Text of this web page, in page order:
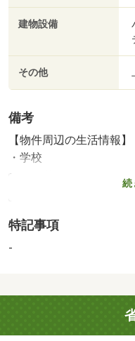
建物設備
その他
備考
【物件周辺の生活情報】
・学校
辰沼小学校（750m）、
◆大事な愛車を雨風か
イバシーを両立した約
も増えるリビング階段
に面した住宅◆ＵＡ値０
を通して快適な室内環
光発電システムを搭載
続
特記事項
-